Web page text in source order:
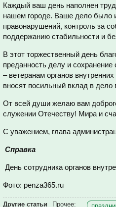
Каждый ваш день наполнен
нашем городе. Ваше дело было
правонарушений, контроль за
поддержанию стабильности и
В этот торжественный день
преданность делу и
– ветеранам органов
вносят посильный вклад в
От всей души желаю вам
служении Отечеству! Мира и
С уважением, глава
Cправка
День сотрудника органов
Фото: penza365.ru
Другие статьи
Прочее: